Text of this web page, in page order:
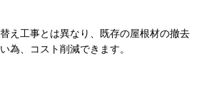
え工事とは異なり、既存の屋根材の撤去
為、コスト削減できます。